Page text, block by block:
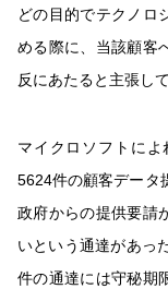
どの目的でテクノロ
める際に、当該顧客
反にあたると主張し
マイクロソフトに
5624件の顧客データ
政府からの提供要請
いという通達があっ
件の通達には守秘期